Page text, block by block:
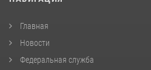
Главная
Новости
Федеральная служба